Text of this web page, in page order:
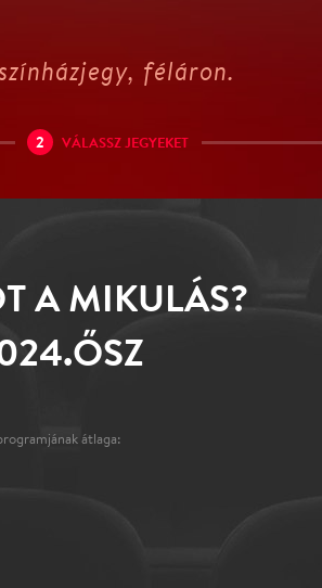
féláron.
2 VÁLASSZ JEGYEKET
A MIKULÁS?
átlaga: